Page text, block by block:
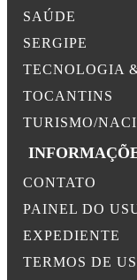
SAÚDE
SERGIPE
TECNOLOGIA
TOCANTINS
TURISMO/
CONTATO
PAINEL DO
EXPEDIENTE
TERMOS DE